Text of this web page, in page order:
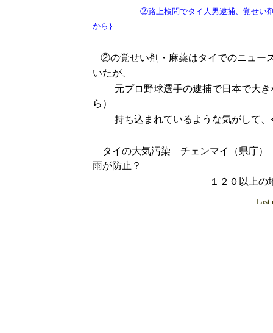
②路上検問でタイ人男逮捕、覚せい剤
から｝
②の覚せい剤・麻薬はタイでのニュー
いたが、
元プロ野球選手の逮捕で日本で大き
ら）
持ち込まれているような気がして、
タイの大気汚染 チェンマイ（県庁
雨が防止？
１２０以上の地区はあ
Last